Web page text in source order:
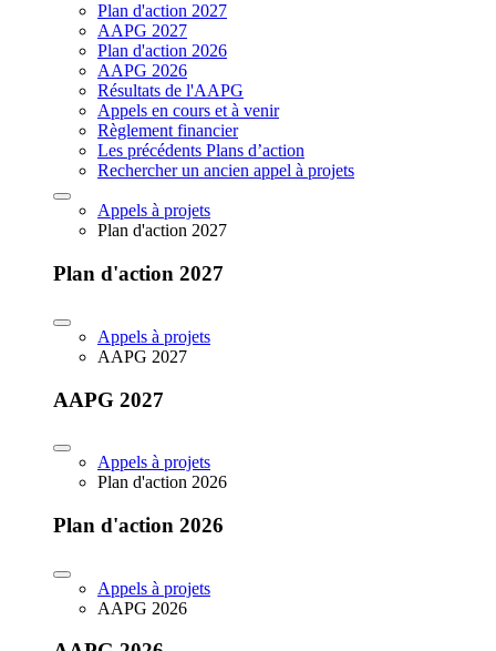
Plan d'action 2027
AAPG 2027
Plan d'action 2026
AAPG 2026
Résultats de l'AAPG
Appels en cours et à venir
Règlement financier
Les précédents Plans d’action
Rechercher un ancien appel à projets
Appels à projets
Plan d'action 2027
Plan d'action 2027
Appels à projets
AAPG 2027
AAPG 2027
Appels à projets
Plan d'action 2026
Plan d'action 2026
Appels à projets
AAPG 2026